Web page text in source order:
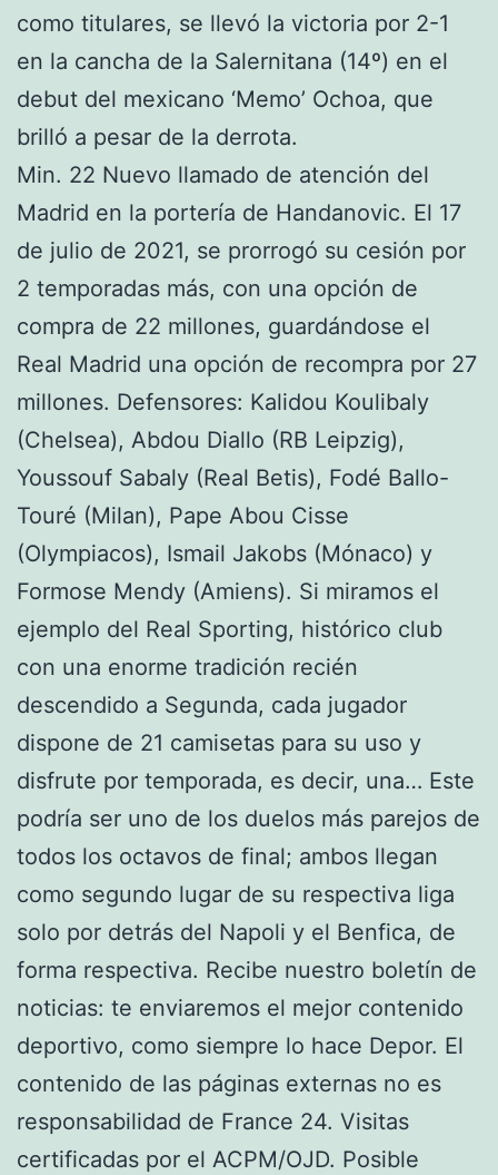
como titulares, se llevó la victoria por 2-1
en la cancha de la Salernitana (14º) en el
debut del mexicano ‘Memo’ Ochoa, que
brilló a pesar de la derrota.
Min. 22 Nuevo llamado de atención del
Madrid en la portería de Handanovic. El 17
de julio de 2021, se prorrogó su cesión por
2 temporadas más, con una opción de
compra de 22 millones, guardándose el
Real Madrid una opción de recompra por 27
millones. Defensores: Kalidou Koulibaly
(Chelsea), Abdou Diallo (RB Leipzig),
Youssouf Sabaly (Real Betis), Fodé Ballo-
Touré (Milan), Pape Abou Cisse
(Olympiacos), Ismail Jakobs (Mónaco) y
Formose Mendy (Amiens). Si miramos el
ejemplo del Real Sporting, histórico club
con una enorme tradición recién
descendido a Segunda, cada jugador
dispone de 21 camisetas para su uso y
disfrute por temporada, es decir, una… Este
podría ser uno de los duelos más parejos de
todos los octavos de final; ambos llegan
como segundo lugar de su respectiva liga
solo por detrás del Napoli y el Benfica, de
forma respectiva. Recibe nuestro boletín de
noticias: te enviaremos el mejor contenido
deportivo, como siempre lo hace Depor. El
contenido de las páginas externas no es
responsabilidad de France 24. Visitas
certificadas por el ACPM/OJD. Posible